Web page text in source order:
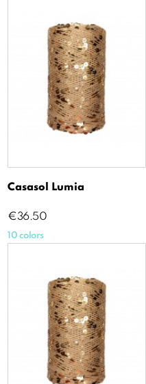
Casasol Lumia
Price
€36.50
10 colors